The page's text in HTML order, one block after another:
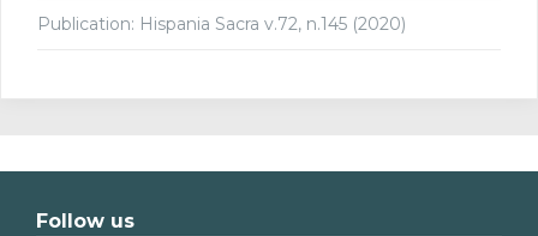
Publication: Hispania Sacra v.72, n.145 (2020)
Follow us